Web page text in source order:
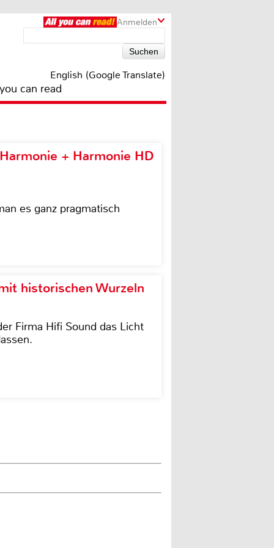
Anmelden
English (Google Translate)
can read
+ Harmonie HD
es ganz pragmatisch
historischen Wurzeln
Firma Hifi Sound das Licht